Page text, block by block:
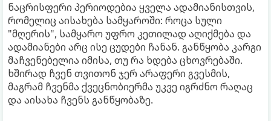
ნაცრისფერი პერიოდებია ყველა ადამიანისთვის,
რომელიც აისახება სამყაროში: როცა სული
"მღერის", სამყარო უფრო კეთილად აღიქმება და
ადამიანები არც ისე ცუდები ჩანან. განწყობა კარგი
მაჩვენებელია იმისა, თუ რა ხდება ცხოვრებაში.
ხშირად ჩვენ თვითონ ჯერ არაფერი გვესმის,
მაგრამ ჩვენმა ქვეცნობიერმა უკვე იგრძნო რაღაც
და აისახა ჩვენს განწყობაზე.